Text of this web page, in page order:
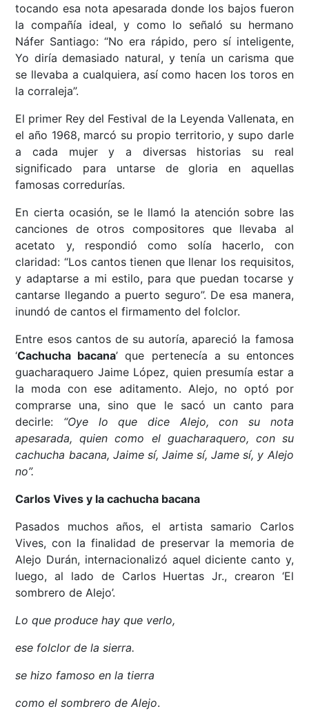
tocando esa nota apesarada donde los bajos fueron
la compañía ideal, y como lo señaló su hermano
Náfer Santiago: “No era rápido, pero sí inteligente,
Yo diría demasiado natural, y tenía un carisma que
se llevaba a cualquiera, así como hacen los toros en
la corraleja”.
El primer Rey del Festival de la Leyenda Vallenata, en
el año 1968, marcó su propio territorio, y supo darle
a cada mujer y a diversas historias su real
significado para untarse de gloria en aquellas
famosas corredurías.
En cierta ocasión, se le llamó la atención sobre las
canciones de otros compositores que llevaba al
acetato y, respondió como solía hacerlo, con
claridad: “Los cantos tienen que llenar los requisitos,
y adaptarse a mi estilo, para que puedan tocarse y
cantarse llegando a puerto seguro”. De esa manera,
inundó de cantos el firmamento del folclor.
Entre esos cantos de su autoría, apareció la famosa
‘Cachucha bacana’ que pertenecía a su entonces
guacharaquero Jaime López, quien presumía estar a
la moda con ese aditamento. Alejo, no optó por
comprarse una, sino que le sacó un canto para
decirle: “Oye lo que dice Alejo, con su nota
apesarada, quien como el guacharaquero, con su
cachucha bacana, Jaime sí, Jaime sí, Jame sí, y Alejo
no”.
Carlos Vives y la cachucha bacana
Pasados muchos años, el artista samario Carlos
Vives, con la finalidad de preservar la memoria de
Alejo Durán, internacionalizó aquel diciente canto y,
luego, al lado de Carlos Huertas Jr., crearon ‘El
sombrero de Alejo’.
Lo que produce hay que verlo,
ese folclor de la sierra.
se hizo famoso en la tierra
como el sombrero de Alejo.